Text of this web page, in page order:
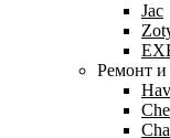
Jac
Ремонт и